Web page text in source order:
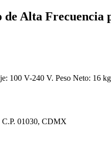
de Alta Frecuencia
100 V-240 V. Peso Neto: 16
01030, CDMX